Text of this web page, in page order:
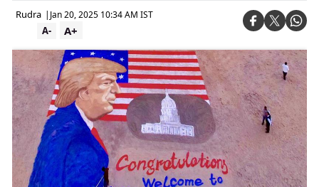
Rudra | Jan 20, 2025 10:34 AM IST
A+
A-